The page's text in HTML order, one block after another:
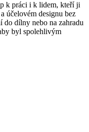
k práci i k lidem, kteří ji
účelovém designu bez
dílny nebo na zahradu
byl spolehlivým